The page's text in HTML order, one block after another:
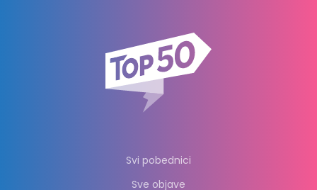
Svi pobednici
Sve objave